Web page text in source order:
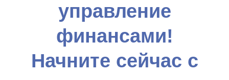
управление
финансами!
Начните сейчас с